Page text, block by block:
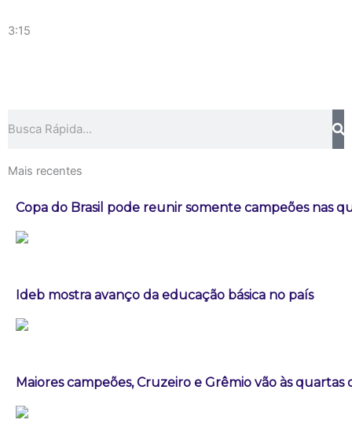
3:15
Mais recentes
Copa do Brasil pode reunir somente campeões nas
Ideb mostra avanço da educação básica no país
Maiores campeões, Cruzeiro e Grêmio vão às quartas